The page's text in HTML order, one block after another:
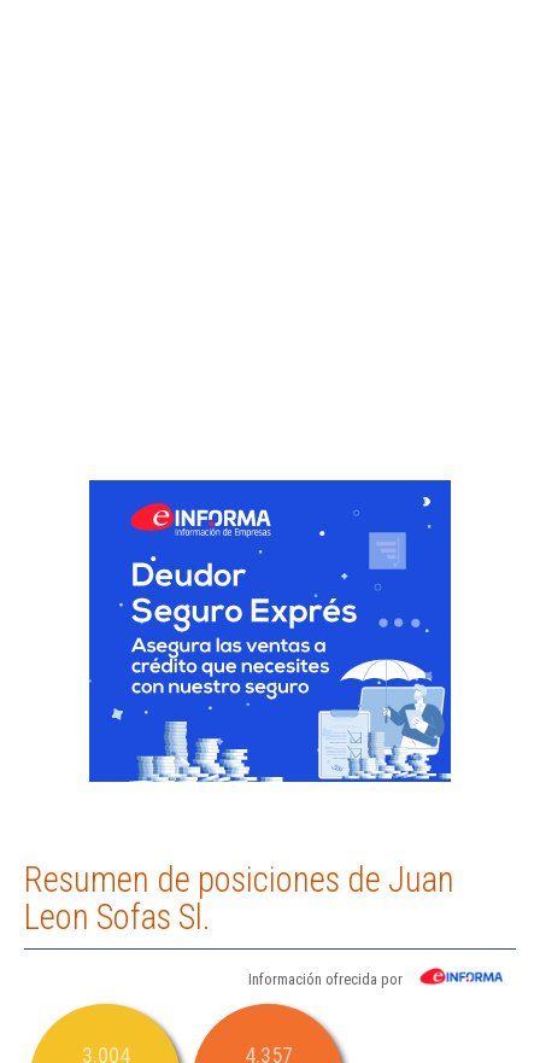
Resumen de posiciones de Juan
Leon Sofas Sl.
Información ofrecida por
3.004 4.357